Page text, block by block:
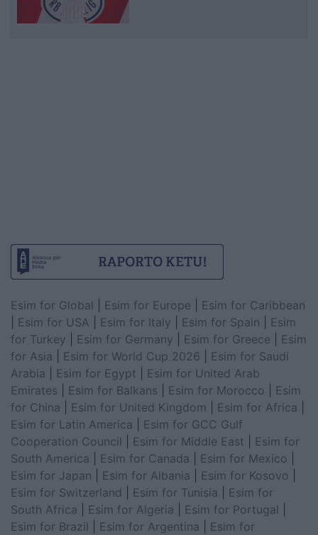
Esim for Global Esim for Europe
Esim for Caribbean
Esim for USA Esim for Italy Esim for Spain
Esim
for Turkey
Esim for Germany Esim for Greece
Esim
for Asia
Esim for World Cup 2026
Esim for Saudi
Arabia
Esim for Egypt
Esim for United Arab
Emirates
Esim for Balkans Esim for Morocco
Esim
for China
Esim for United Kingdom Esim for Africa
Esim for Latin America
Esim for GCC Gulf
Cooperation Council
Esim for Middle East
Esim for
South America
Esim for Canada Esim for Mexico
Esim for Japan
Esim for Albania Esim for Kosovo
Esim for Switzerland
Esim for Tunisia
Esim for
South Africa
Esim for Algeria Esim for Portugal
Esim for Brazil
Esim for Argentina
Esim for